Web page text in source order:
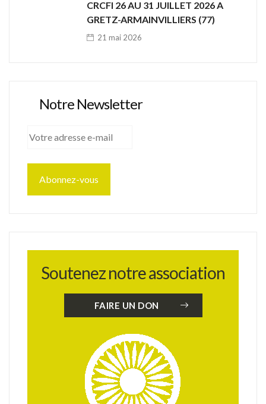
CRCFI 26 AU 31 JUILLET 2026 A
GRETZ-ARMAINVILLIERS (77)
21 mai 2026
Notre Newsletter
Soutenez notre association
FAIRE UN DON